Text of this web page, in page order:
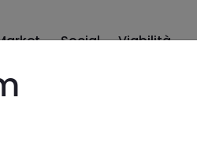
Social Viabilità